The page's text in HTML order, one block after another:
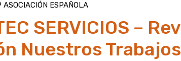
ASOCIACIÓN ESPAÑOLA
SERVICIOS –
Nuestros Trabajos